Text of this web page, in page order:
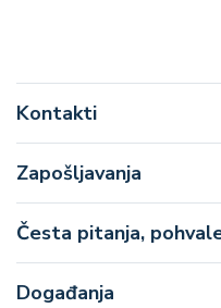
Kontakti
Zapošljavanja
Česta pitanja,
Događanja